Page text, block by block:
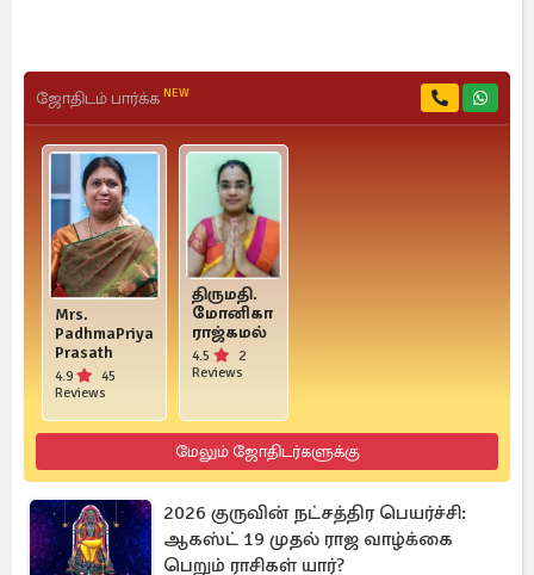
ஜோதிடம் பார்க்க NEW
Mrs.
PadhmaPriya
Prasath
4.9
45
Reviews
திருமதி.
மோனிகா
ராஜ்கமல்
4.5
2
Reviews
மேலும் ஜோதிடர்களுக்கு
2026 குருவின் நட்சத்திர பெயர்ச்சி:
ஆகஸ்ட் 19 முதல் ராஜ வாழ்க்கை
பெறும் ராசிகள் யார்?